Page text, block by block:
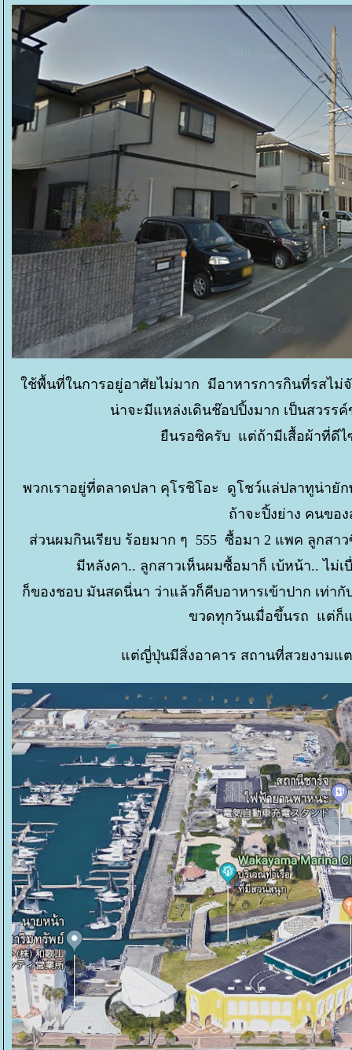
ช้พื้นที่ในการอยู่อาศัยไม่มาก มีอาหารการกินที่รสไม่
น่าจะมีแหล่งเดินช๊อปปิ้งมาก เป็นสวร
นรอซิครับ แต่ถ้ามีเสื้อผ้าที่ดีไ
พวกเราอยู่ที่ตลาดปลา คุโรชิโอะ ดูโชว์แล่ปลาทูน่ายัก
ถ้าจะปิ้งย่าง คนขอ
ส่วนผมกินเรียบ ร้อยมาก ๆ 555 ซื้อมา 2 แพค ลูกสา
มีหลังคา.. ลูกสาวเห็นผมซื้อมาก็ เบ้หน้า.. ไม่
ก็ของชอบ มันสดนี่นา ว่าแล้วก็คีบอาหารเข้าปาก เท่า
ขวดทุกวันเมื่อขึ้นรถ แต่ก็
ต่ญี่ปุ่นมีสิ่งอาคาร สถานที่สวยงามแต